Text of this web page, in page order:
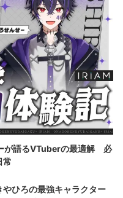
が語るVTuberの最適解 必
常
ひろの最強キャラクター